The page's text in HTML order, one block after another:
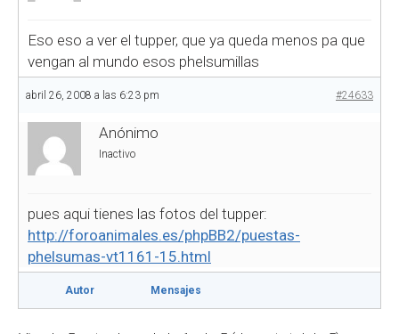
Eso eso a ver el tupper, que ya queda menos pa que
vengan al mundo esos phelsumillas
abril 26, 2008 a las 6:23 pm #24633
Anónimo
Inactivo
pues aqui tienes las fotos del tupper:
http://foroanimales.es/phpBB2/puestas-
phelsumas-vt1161-15.html
Autor Mensajes